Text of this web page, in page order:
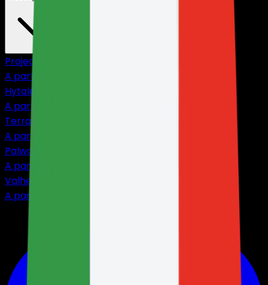
Project Zomboid
A partire da
Hytale
A partire da
Terraria
A partire da
Palworld
A partire da
Valheim
A partire da